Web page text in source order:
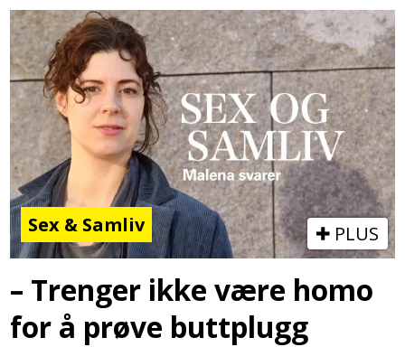
Sex & Samliv PLUS
– Trenger ikke være homo
for å prøve buttplugg